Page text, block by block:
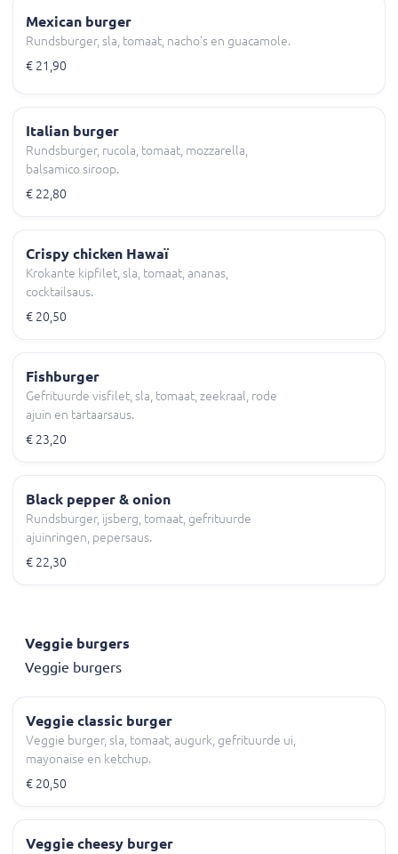
Mexican burger
Rundsburger, sla, tomaat, nacho's en guacamole.
€ 21,90
Italian burger
Rundsburger, rucola, tomaat, mozzarella,
balsamico siroop.
€ 22,80
Crispy chicken Hawaï
Krokante kipfilet, sla, tomaat, ananas,
cocktailsaus.
€ 20,50
Fishburger
Gefrituurde visfilet, sla, tomaat, zeekraal, rode
ajuin en tartaarsaus.
€ 23,20
Black pepper & onion
Rundsburger, ijsberg, tomaat, gefrituurde
ajuinringen, pepersaus.
€ 22,30
Veggie burgers
Veggie burgers
Veggie classic burger
Veggie burger, sla, tomaat, augurk, gefrituurde ui,
mayonaise en ketchup.
€ 20,50
Veggie cheesy burger